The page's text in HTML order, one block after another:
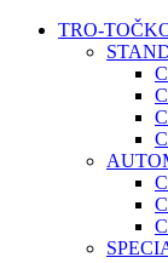
TRO-